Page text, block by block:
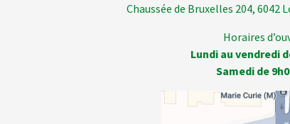
Chaussée de Bruxelles 204, 6042
Horaires
Lundi au vendredi
Samedi de